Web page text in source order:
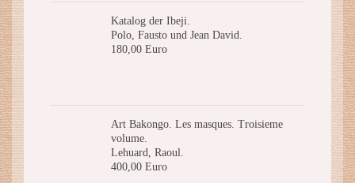
Katalog der Ibeji.
Polo, Fausto und Jean David.
180,00 Euro
Art Bakongo. Les masques. Troisieme
volume.
Lehuard, Raoul.
400,00 Euro